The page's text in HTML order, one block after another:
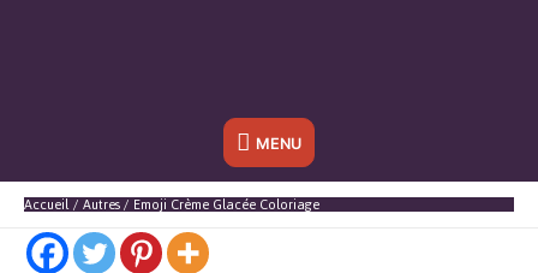
Sous
l'en-
MENU
Accueil Autres Emoji Crème Glacée Coloriage